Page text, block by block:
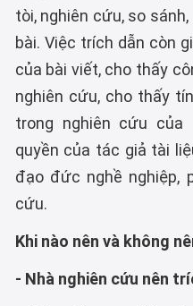
tòi, nghiên cứu, so
bài. Việc trích dẫn còn
của bài viết, cho thấy
nghiên cứu, cho thấy
trong nghiên cứu
quyền của tác giả tài
đạo đức nghề nghiệp,
cứu.
Khi nào nên và không
- Nhà nghiên cứu nên